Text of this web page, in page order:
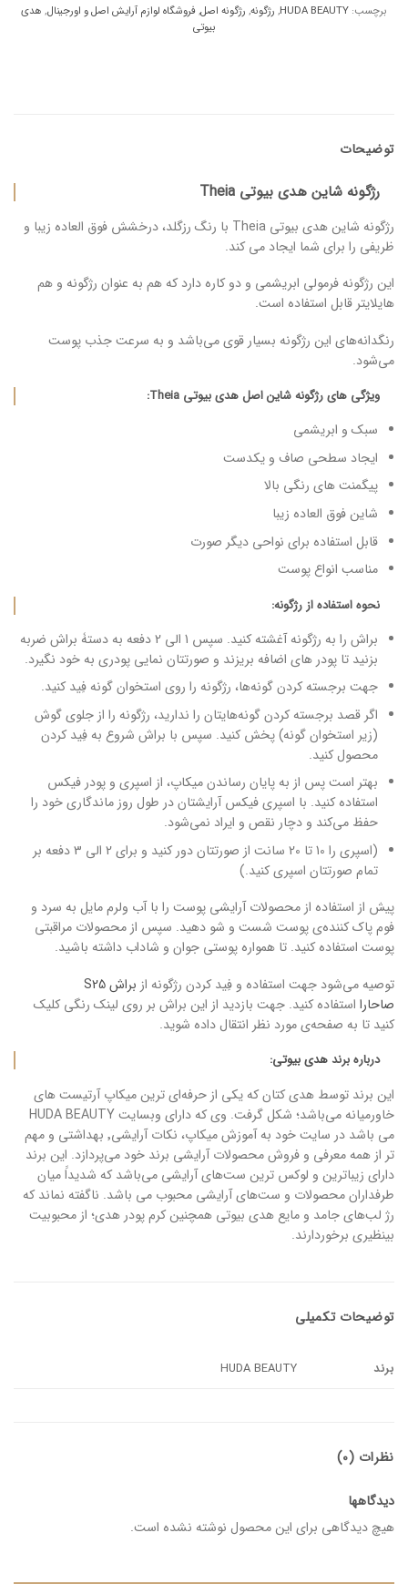
برچسب: HUDA BEAUTY
, رژگونه, رژگونه اصل, فروشگاه لوازم آرایش اصل و اورجینال, هدی
بیوتی
توضیحات
رژگونه شاین هدی بیوتی Theia
رژگونه شاین هدی بیوتی Theia با رنگ رزگلد، درخشش فوق العاده زیبا و
ظریفی را برای شما ایجاد می کند.
این رژگونه فرمولی ابریشمی و دو کاره دارد که هم به عنوان رژگونه و هم
هایلایتر قابل استفاده است.
رنگدانه‌های این رژگونه بسیار قوی می‌باشد و به سرعت جذب پوست
می‌شود.
ویژگی های رژگونه شاین اصل هدی بیوتی Theia:
سبک و ابریشمی
ایجاد سطحی صاف و یکدست
پیگمنت های رنگی بالا
شاین فوق العاده زیبا
قابل استفاده برای نواحی دیگر صورت
مناسب انواع پوست
نحوه استفاده از رژگونه:
براش را به رژگونه آغشته کنید. سپس 1 الی 2 دفعه به دستۀ براش ضربه
بزنید تا پودر های اضافه بریزند و صورتتان نمایی پودری به خود نگیرد.
جهت برجسته کردن گونه‌ها، رژگونه را روی استخوان گونه فِید کنید.
اگر قصد برجسته کردن گونه‌هایتان را ندارید، رژگونه را از جلوی گوش
(‌زیر استخوان گونه) پخش کنید. سپس با براش شروع به فِید کردن
محصول کنید.
بهتر است پس از به پایان رساندن میکاپ، از اسپری و پودر فیکس
استفاده کنید. با اسپری فیکس آرایشتان در طول روز ماندگاری خود را
حفظ می‌کند و دچار نقص و ایراد نمی‌شود.
(اسپری را 10 تا 20 سانت از صورتتان دور کنید و برای 2 الی 3 دفعه بر
تمام صورتتان اسپری کنید.)
پیش از استفاده از محصولات آرایشی پوست را با آب ولرم مایل به سرد و
فوم پاک کننده‌ی پوست شست و شو دهید. سپس از محصولات مراقبتی
پوست استفاده کنید. تا همواره پوستی جوان و شاداب داشته باشید.
توصیه می‌شود جهت استفاده و فِید کردن رژگونه از
براش S25
صاحارا استفاده کنید. جهت بازدید از این براش بر روی لینک رنگی کلیک
کنید تا به صفحه‌ی مورد نظر انتقال داده شوید.
درباره برندهدی بیوتی:
این برند توسط هدی کتان که یکی از حرفه‌ای ترین میکاپ آرتیست های
خاورمیانه می‌باشد؛ شکل گرفت. وی که دارای وبسایت HUDA BEAUTY
می باشد در سایت خود به آموزش میکاپ، نکات آرایشی٬ بهداشتی و مهم
تر از همه معرفی و فروش محصولات آرایشی برند خود می‌پردازد. این برند
دارای زیباترین و لوکس ترین ست‌های آرایشی می‌باشد که شدیداََ میان
طرفداران محصولات و ست‌های آرایشی محبوب می باشد. ناگفته نماند که
رژ لب‌های جامد و مایع هدی بیوتی همچنین کرم پودر هدی؛ از محبوبیت
بینظیری برخوردارند.
توضیحات تکمیلی
برند HUDA BEAUTY
نظرات (0)
دیدگاهها
هیچ دیدگاهی برای این محصول نوشته نشده است.